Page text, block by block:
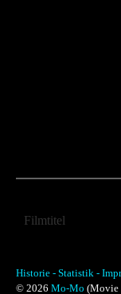
Filmtitel
Filmtitel (Orginal)
Historie - Statistik -
© 2026 Mo-Mo (Movie